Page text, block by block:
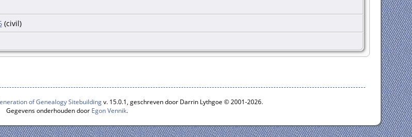
(civil)
of Genealogy Sitebuildingv. 15.0.1, geschreven door Darrin Lythgoe © 2001-2026.
Gegevens onderhouden door Egon Vennik.